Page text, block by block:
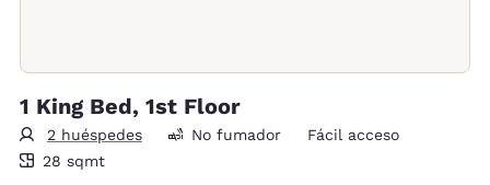
1 King Bed, 1st Floor
2 huéspedes
28 metros cuadrados
No fumador
Fácil acceso
28 sqmt